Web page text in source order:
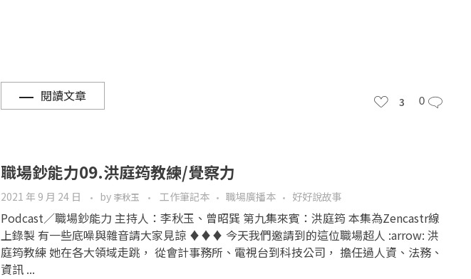
閱讀文章 3 0
職場鈔能力09.洪庭筠教練/覺察力
2021 年 9 月 24 日 by 李秋玉 工作筆記本 職場廣播本 好好說故事
Podcast／職場鈔能力 主持人：李秋玉、曾昭巽 第九集來賓：洪庭筠 本集為Zencastr線
上錄製 有一些底噪與雜音請大家見諒 ♦♦♦ 今天我們邀請到的這位職場超人 :arrow: 洪
庭筠教練 她在各大領域走跳， 從會計事務所、電視台到科技公司， 擔任過人資、法務、
資訊 ...